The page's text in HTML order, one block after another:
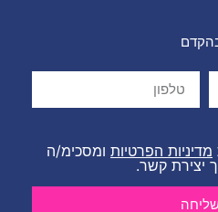
מדיניות הפרטיות ומסכימ/ה
יצירת קשר.